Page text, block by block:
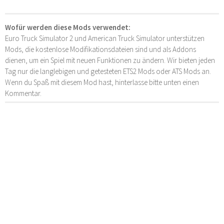
Wofür werden diese Mods verwendet:
Euro Truck Simulator 2 und American Truck Simulator unterstützen
Mods, die kostenlose Modifikationsdateien sind und als Addons
dienen, um ein Spiel mit neuen Funktionen zu ändern. Wir bieten jeden
Tag nur die langlebigen und getesteten ETS2 Mods oder ATS Mods an.
Wenn du Spaß mit diesem Mod hast, hinterlasse bitte unten einen
Kommentar.